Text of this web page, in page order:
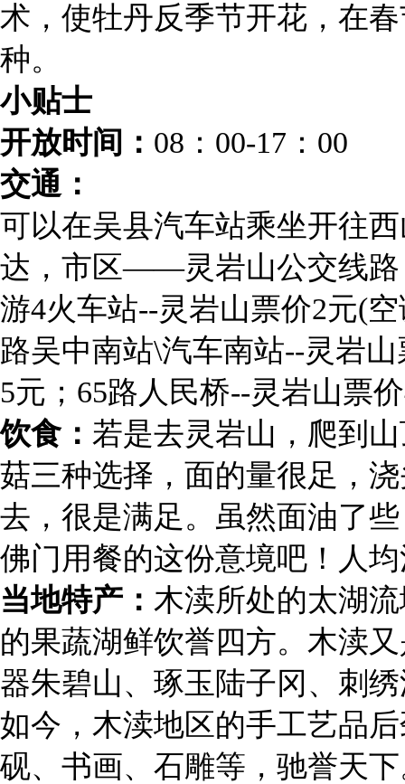
术，使牡丹反季节开花，在
种。
小贴士
开放时间： 08：00-17：00
交通：
可以在吴县汽车站乘坐开往
达，市区——灵岩山公交线路
游4火车站--灵岩山票价2元(
路吴中南站\汽车南站--灵岩
5元；65路人民桥--灵岩山票
饮食： 若是去灵岩山，爬到
菇三种选择，面的量很足，
去，很是满足。虽然面油了
佛门用餐的这份意境吧！人
当地特产： 木渎所处的太湖
的果蔬湖鲜饮誉四方。木渎
器朱碧山、琢玉陆子冈、刺
如今，木渎地区的手工艺品
砚、书画、石雕等，驰誉天